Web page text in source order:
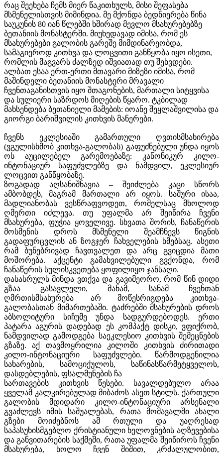
რაც შეეხება ჩემს მიერ წაკითხულს, მისი შეფასება
მსმენელისთვის მიმინდია. მე მქონდა ბედნიერება წინა
საუკუნის 80 იან წლებში ხშირად მევლო მსახურებებზე
ბეთანიის მონასტერში. მიუხედავად იმისა, რომ ეს
მსახურებები გალობის გარეშე მიმდინარეობდა,
სამაგიეროდ კითხვა და ლოცვითი განწყობა იყო ისეთი,
რომლის მაგვარს ძალზედ იშვიათად თუ შეხვდები.
ალბათ ესაა ერთ-ერთი მთავარი მიზეზი იმისა, რომ
მაშინდელი ბეთანიის მონასტერი მრავალი
ჩვენთაგანისთვის იყო შთაგონების, მართალი სიტყვისა
და სულიერი საზრდოს მიღების წყარო. ტკბილად
მახსენდება ბეთანიელი მამების: იოანე შეყლაშვილისა და
გიორგი ბარიშვილის კითხვის მანერები.
ჩვენს ეკლესიაში გამართული ღვთისმსახირება
(ვგულისხმობ კითხვა-გალობას) გაფუძნებული უნდა იყოს
ოს აუცილებელ გარემოებაზე: კანონიკურ კილო-
ინტონაციურ საფუძვლებზე და ნამდვილ, ეკლესიურ
ლოცვით განწყობაზე.
ზოგადად აღსანიშნავია – შეიძლება კაცი სწორს
ამბობდეს, მაგრამ მართალი არ იყოს. საშური ისაა,
მადლიანობას ვესწრაფვოდეთ, რომელსაც მხოლოდ
ღმერთი იძლევა. თუ უფალმა არ შეიწირა ჩვენი
მსახურება, ფუჭია ყოველივე. სხვათა შორის, ჩანაწერის
მოსმენის დროს მსმენელი შეამჩნევს წიგნის
გადაფურცვლის ან ზოგჯერ ჩახველების ხმებსაც. ასეთი
რამ ბუნებრივად ჩავთვალეთ და არც გვიცდია მათი
მოშორება. აქცენტი გამახვილებული გვქონდა, რომ
ჩანაწერის სულისკვეთება ყოფილიყო ჯანსაღი.
დასასრულს მინდა ვთქვა და გავიმეორო, რომ წინ დიდი
გზაა გასავლელი, მანამ, სანამ ჩვენთან
ღმრთისმსახურება არ მოწესრიგდება კითხვა-
გალობასთან მიმართებაში. ტაძრებში მსახურების დროს
აბსოლიტური სიჩუმე უნდა სადგურდებოდეს. ერთი
პატარა აგურის დადებად ეს კომპაქტ დისკი, ვფიქრობ,
ნამდვილად გამოდგება საეკლესიო კითხვის შემეცნების
გზაზე. აქ თავმოყრილია კილოში კითხვის ძირითადი
კილო-ინტონაციური საფუძვლები. წარმოდგენილია
სახარების, სამოციქულოს, საწინასწარმეტყველოს,
დასდებლების, ფსალმუნების ჩა
სართავების კითხვის წესები. სავალდებულო არაა
ყველამ კალკირებულად მიბაძოს ასეთ სტილს. ქართული
გალობის მდიდარი კილო-ინტონაციური არსენალი
გვაძლევს იმის საშუალებას, რათა მომავალში ახალი
გზები მოიძებნოს ამ რთული და უაღრესად
საპასუხისმგებლო ქრისტიანული ხელოვნების აღზევებისა
და განვითარების საქმეში, რათა უფალმა შეიწიროს ჩვენი
მსახურება, ხოლო ჩვენ შიშით, კრძალულობით,